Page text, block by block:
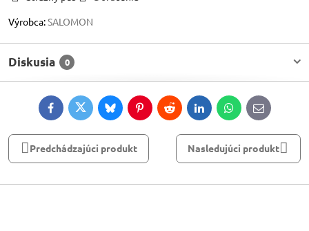
Výrobca:SALOMON
Diskusia 0
FacebookTwitterBlueskyPinterestRedditLinkedInWhatsApp
E-
mail
Predchádzajúci produkt Nasledujúci produkt